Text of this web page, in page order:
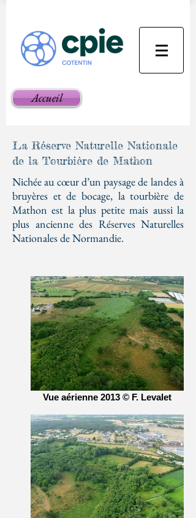
Accueil
La Réserve Naturelle Nationale
de la Tourbière de Mathon
Nichée au cœur d’un paysage de landes à
bruyères et de bocage, la tourbière de
Mathon est la plus petite mais aussi la
plus ancienne des Réserves Naturelles
Nationales de Normandie.
Vue aérienne 2013 © F. Levalet